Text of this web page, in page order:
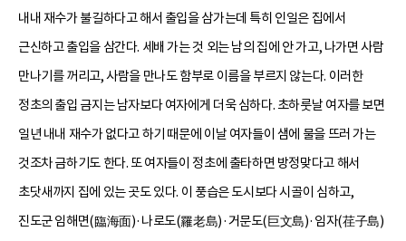
내내 재수가 불길하다고 해서 출입을 삼가는데 특히 인일은 집에서
근신하고 출입을 삼간다. 세배 가는 것 외는 남의 집에 안 가고, 나가면 사람
만나기를 꺼리고, 사람을 만나도 함부로 이름을 부르지 않는다. 이러한
정초의 출입 금지는 남자보다 여자에게 더욱 심하다. 초하룻날 여자를 보면
일년 내내 재수가 없다고 하기 때문에 이날 여자들이 샘에 물을 뜨러 가는
것조차 금하기도 한다. 또 여자들이 정초에 출타하면 방정맞다고 해서
초닷새까지 집에 있는 곳도 있다. 이 풍습은 도시보다 시골이 심하고,
진도군 임해면(臨海面)·나로도(羅老島)·거문도(巨文島)·임자(荏子島)